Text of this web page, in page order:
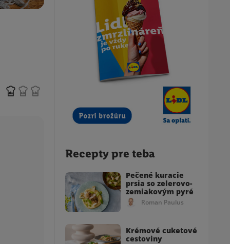
Recepty pre teba
Pečené kuracie
prsia so zelerovo-
zemiakovým pyré
Roman Paulus
Krémové cuketové
cestoviny